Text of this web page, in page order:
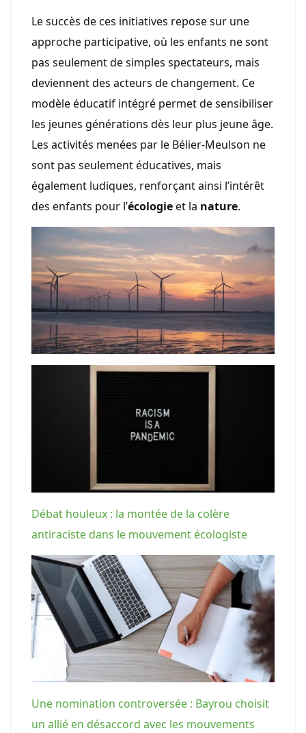
Le succès de ces initiatives repose sur une
approche participative, où les enfants ne sont
pas seulement de simples spectateurs, mais
deviennent des acteurs de changement. Ce
modèle éducatif intégré permet de sensibiliser
les jeunes générations dès leur plus jeune âge.
Les activités menées par le Bélier-Meulson ne
sont pas seulement éducatives, mais
également ludiques, renforçant ainsi l’intérêt
des enfants pour l’écologieet la nature.
Débat houleux : la montée de la colère
antiraciste dans le mouvement écologiste
Une nomination controversée : Bayrou choisit
un allié en désaccord avec les mouvements